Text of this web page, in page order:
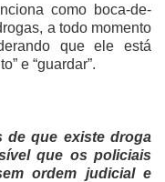
como boca-de-
a todo momento
que ele está
e “guardar”.
de que existe droga
que os policiais
ordem judicial e